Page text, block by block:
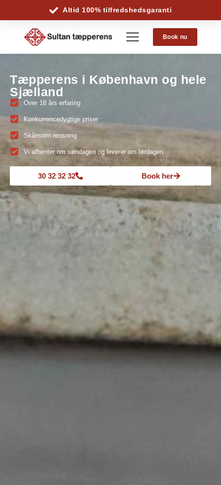
Altid 100% tilfredshedsgaranti
Book nu
Tæpperens i København og hele
Sjælland
Over 18 års erfaring
Konkurrencedygtige priser
Skånsom rensning
Vi afhenter om søndagen og leverer om lørdagen
30 32 32 32 Book her